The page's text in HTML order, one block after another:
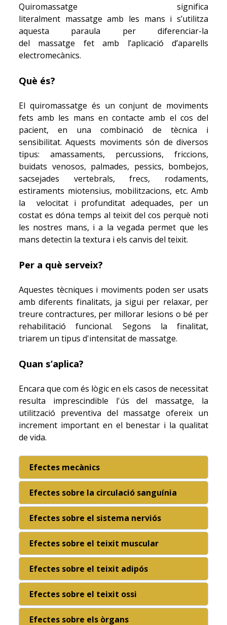
Quiromassatge significa
literalment massatge amb les mans i s’utilitza
aquesta paraula per diferenciar-la
del massatge fet amb l’aplicació d’aparells
electromecànics.
Què és?
El quiromassatge és un conjunt de moviments
fets amb les mans en contacte amb el cos del
pacient, en una combinació de tècnica i
sensibilitat. Aquests moviments són de diversos
tipus: amassaments, percussions, friccions,
buidats venosos, palmades, pessics, bombejos,
sacsejades vertebrals, frecs, rodaments,
estiraments miotensius, mobilitzacions, etc. Amb
la velocitat i profunditat adequades, per un
costat es dóna temps al teixit del cos perquè noti
les nostres mans, i a la vegada permet que les
mans detectin la textura i els canvis del teixit.
Per a què serveix?
Aquestes tècniques i moviments poden ser usats
amb diferents finalitats, ja sigui per relaxar, per
treure contractures, per millorar lesions o bé per
rehabilitació funcional. Segons la finalitat,
triarem un tipus d'intensitat de massatge.
Quan s’aplica?
Encara que com és lògic en els casos de necessitat
resulta imprescindible l'ús del massatge, la
utilització preventiva del massatge ofereix un
increment important en el benestar i la qualitat
de vida.
Efectes mecànics
Efectes sobre la circulació sanguínia
Efectes sobre el sistema nerviós
Efectes sobre el teixit muscular
Efectes sobre el teixit adipós
Efectes sobre el teixit ossi
Efectes sobre els òrgans